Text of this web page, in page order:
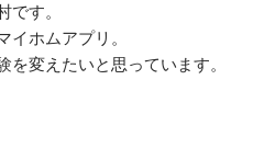
です。
イホムアプリ。
変えたいと思っています。